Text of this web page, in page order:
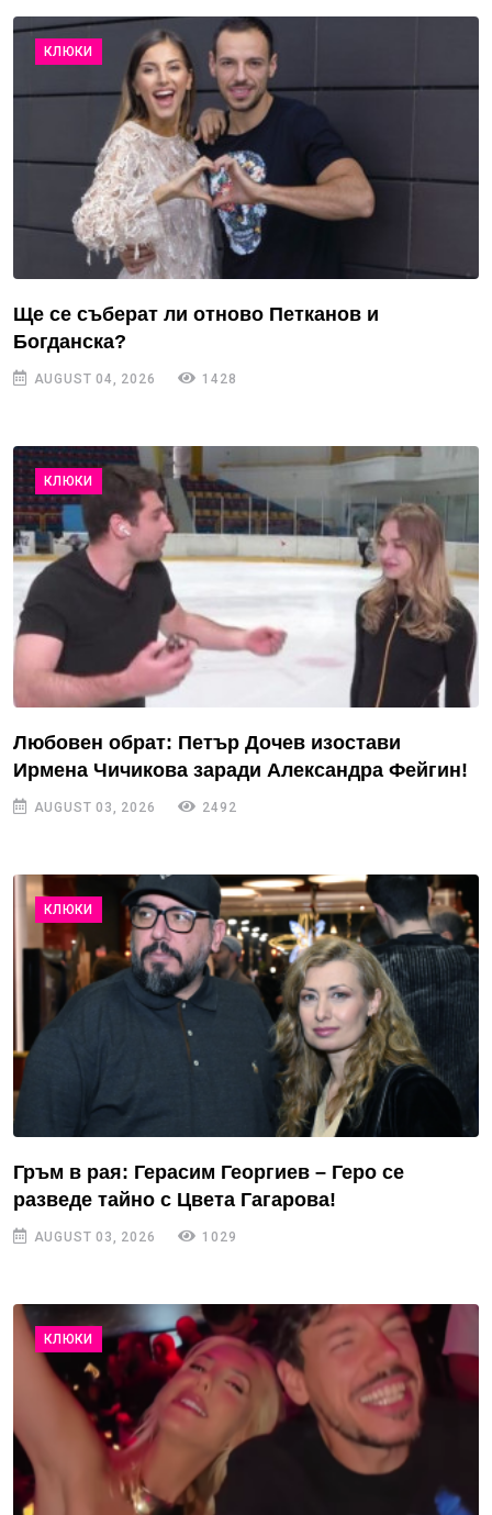
КЛЮКИ
Ще се съберат ли отново Петканов и
Богданска?
AUGUST 04, 2026 1428
КЛЮКИ
Любовен обрат: Петър Дочев изостави
Ирмена Чичикова заради Александра Фейгин!
AUGUST 03, 2026 2492
КЛЮКИ
Гръм в рая: Герасим Георгиев – Геро се
разведе тайно с Цвета Гагарова!
AUGUST 03, 2026 1029
КЛЮКИ